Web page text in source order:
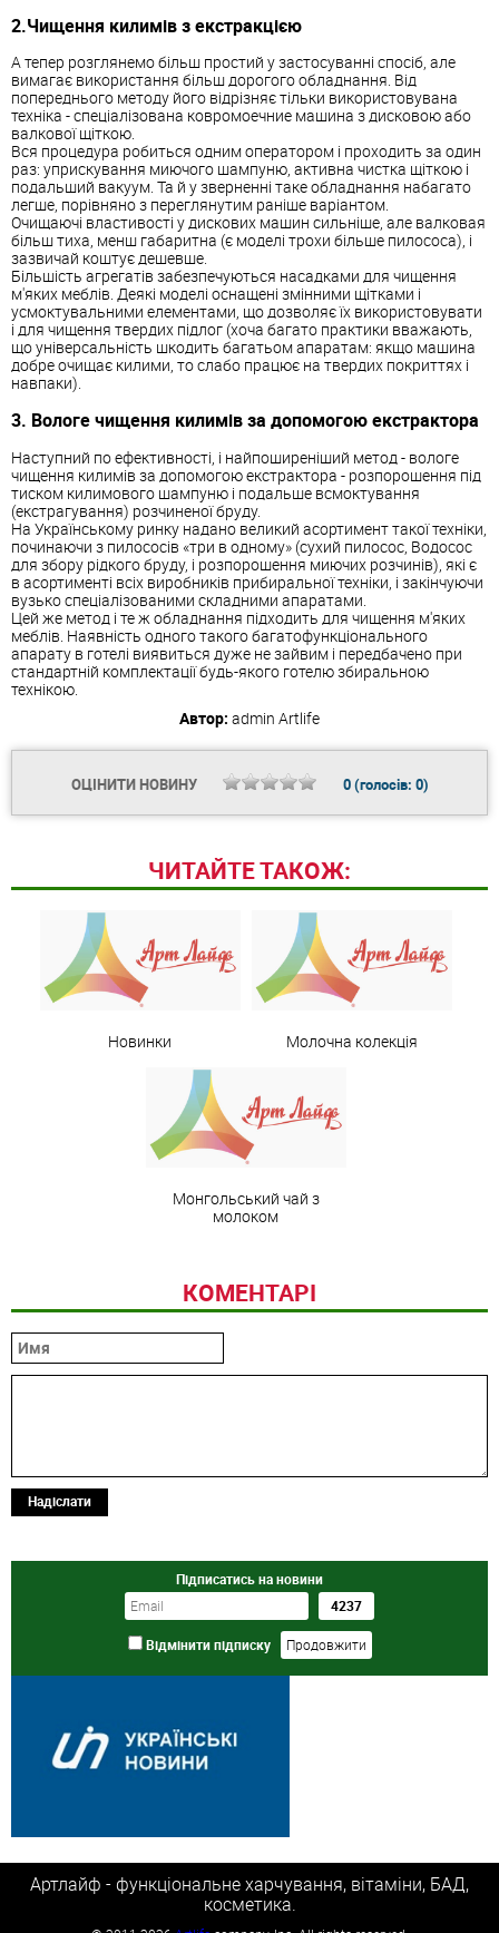
2.Чищення килимів з екстракцією
А тепер розглянемо більш простий у застосуванні спосіб, але
вимагає використання більш дорогого обладнання. Від
попереднього методу його відрізняє тільки використовувана
техніка - спеціалізована ковромоечние машина з дисковою або
валкової щіткою.
Вся процедура робиться одним оператором і проходить за один
раз: уприскування миючого шампуню, активна чистка щіткою і
подальший вакуум. Та й у зверненні таке обладнання набагато
легше, порівняно з переглянутим раніше варіантом.
Очищаючі властивості у дискових машин сильніше, але валковая
більш тиха, менш габаритна (є моделі трохи більше пилососа), і
зазвичай коштує дешевше.
Більшість агрегатів забезпечуються насадками для чищення
м'яких меблів. Деякі моделі оснащені змінними щітками і
усмоктувальними елементами, що дозволяє їх використовувати
і для чищення твердих підлог (хоча багато практики вважають,
що універсальність шкодить багатьом апаратам: якщо машина
добре очищає килими, то слабо працює на твердих покриттях і
навпаки).
3. Вологе чищення килимів за допомогою екстрактора
Наступний по ефективності, і найпоширеніший метод - вологе
чищення килимів за допомогою екстрактора - розпорошення під
тиском килимового шампуню і подальше всмоктування
(екстрагування) розчиненої бруду.
На Українському ринку надано великий асортимент такої техніки,
починаючи з пилососів «три в одному» (сухий пилосос, Водосос
для збору рідкого бруду, і розпорошення миючих розчинів), які є
в асортименті всіх виробників прибиральної техніки, і закінчуючи
вузько спеціалізованими складними апаратами.
Цей же метод і те ж обладнання підходить для чищення м'яких
меблів. Наявність одного такого багатофункціонального
апарату в готелі виявиться дуже не зайвим і передбачено при
стандартній комплектації будь-якого готелю збиральною
технікою.
Автор: admin Artlife
ОЦІНИТИ НОВИНУ 0(голосів: 0)
ЧИТАЙТЕ ТАКОЖ:
Новинки Молочна колекція
Монгольський чай з
молоком
КОМЕНТАРІ
Надіслати
Підписатись на новини
Відмінити підписку
Артлайф - функціональне харчування, вітаміни, БАД,
косметика.